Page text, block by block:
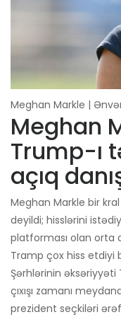
Meghan Markle |
Meghan
Trump-ı
açıq
Meghan Markle bir
deyildi; hisslərini
platforması olan orta
Tramp çox hiss etdiyi
Şərhlərinin
çıxışı zamanı
prezident seçkiləri